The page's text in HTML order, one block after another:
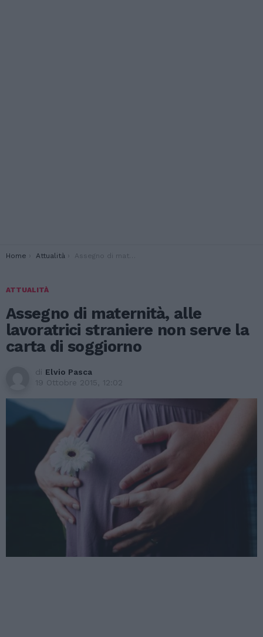
You are here:
Home Attualità Assegno di maternità, alle lavoratrici straniere non serve la carta di soggiorno
ATTUALITÀ
Assegno di maternità, alle
lavoratrici straniere non serve la
carta di soggiorno
di Elvio Pasca
19 Ottobre 2015, 12:02